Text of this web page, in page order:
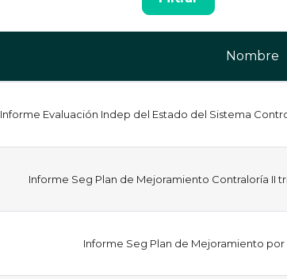
Nombre
Informe Evaluación Indep del Estado del Sistema
Informe Seg Plan de Mejoramiento Contraloría II
Informe Seg Plan de Mejoramiento por